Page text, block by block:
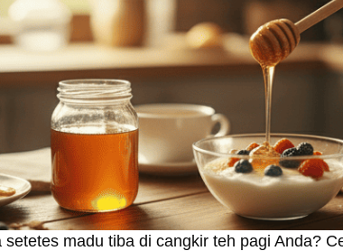
madu tiba di cangkir teh pagi Anda?